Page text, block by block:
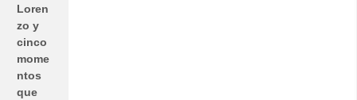
Loren
zo y
cinco
mome
ntos
que